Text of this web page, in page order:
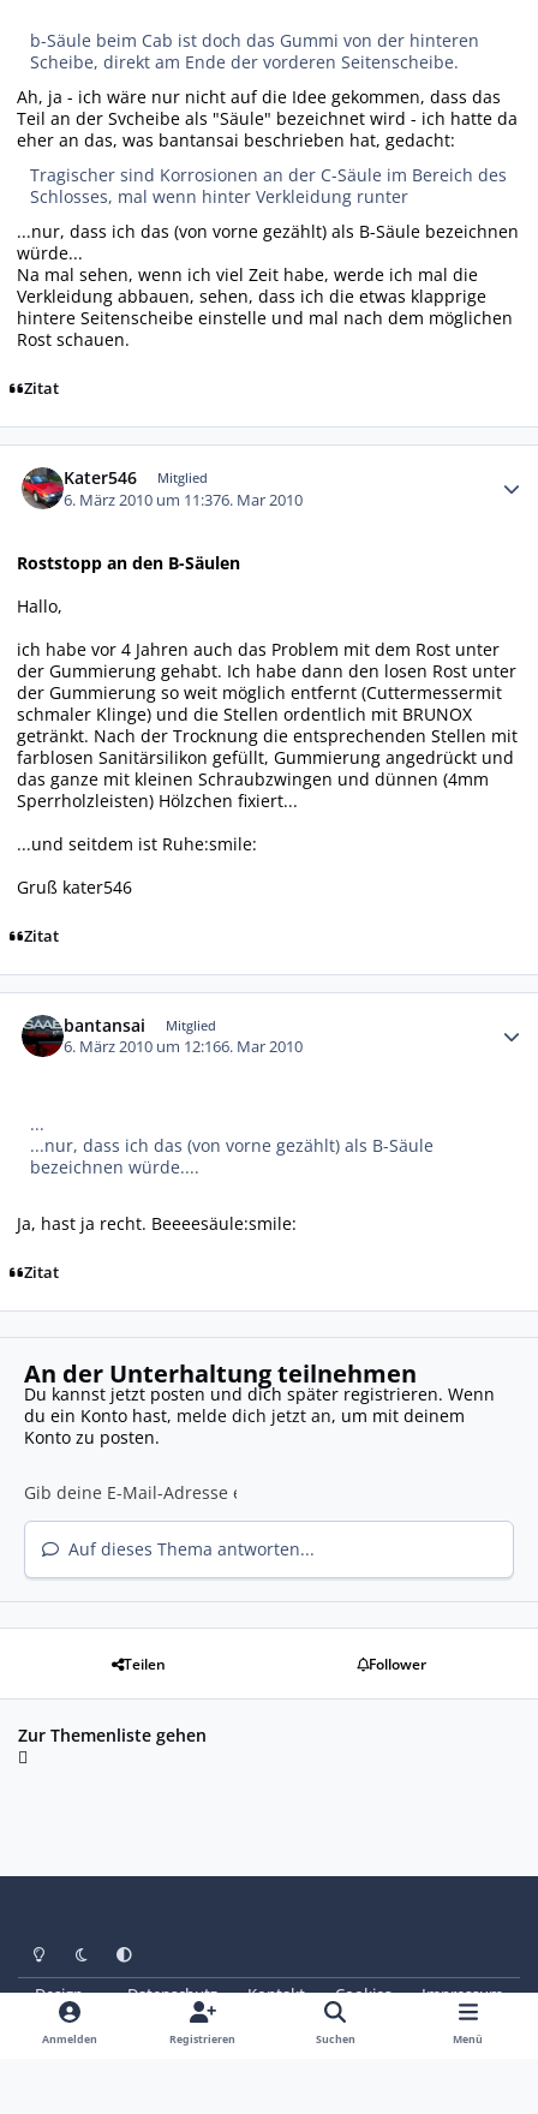
b-Säule beim Cab ist doch das Gummi von der hinteren
Scheibe, direkt am Ende der vorderen Seitenscheibe.
Ah, ja - ich wäre nur nicht auf die Idee gekommen, dass das
Teil an der Svcheibe als "Säule" bezeichnet wird - ich hatte da
eher an das, was bantansai beschrieben hat, gedacht:
Tragischer sind Korrosionen an der C-Säule im Bereich des
Schlosses, mal wenn hinter Verkleidung runter
...nur, dass ich das (von vorne gezählt) als B-Säule bezeichnen
würde...
Na mal sehen, wenn ich viel Zeit habe, werde ich mal die
Verkleidung abbauen, sehen, dass ich die etwas klapprige
hintere Seitenscheibe einstelle und mal nach dem möglichen
Rost schauen.
Zitat
Kater546 Mitglied
6. März 2010 um 11:376. Mar 2010
Roststopp an den B-Säulen
Hallo,
ich habe vor 4 Jahren auch das Problem mit dem Rost unter
der Gummierung gehabt. Ich habe dann den losen Rost unter
der Gummierung so weit möglich entfernt (Cuttermessermit
schmaler Klinge) und die Stellen ordentlich mit BRUNOX
getränkt. Nach der Trocknung die entsprechenden Stellen mit
farblosen Sanitärsilikon gefüllt, Gummierung angedrückt und
das ganze mit kleinen Schraubzwingen und dünnen (4mm
Sperrholzleisten) Hölzchen fixiert...
...und seitdem ist Ruhe:smile:
Gruß kater546
Zitat
bantansai Mitglied
6. März 2010 um 12:166. Mar 2010
...
...nur, dass ich das (von vorne gezählt) als B-Säule
bezeichnen würde....
Ja, hast ja recht. Beeeesäule:smile:
Zitat
An der Unterhaltung teilnehmen
Du kannst jetzt posten und dich später registrieren. Wenn
du ein Konto hast, melde dich jetzt an, um mit deinem
Konto zu posten.
Auf dieses Thema antworten...
Teilen Follower
Zur Themenliste gehen
Heller ModusDunkler Modus
Systemeinstellung
Design Datenschutz Kontakt Cookies
Impressum
© Copyright 2025 - SAABoteure e. V.
Powered by Invision Community
Anmelden Registrieren Suchen Menü